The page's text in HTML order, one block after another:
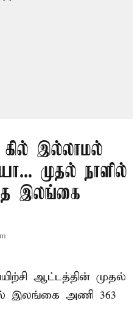
இல்லாமல்
முதல் நாளில்
இலங்கை
ஆட்டத்தின் முதல்
இலங்கை அணி 363